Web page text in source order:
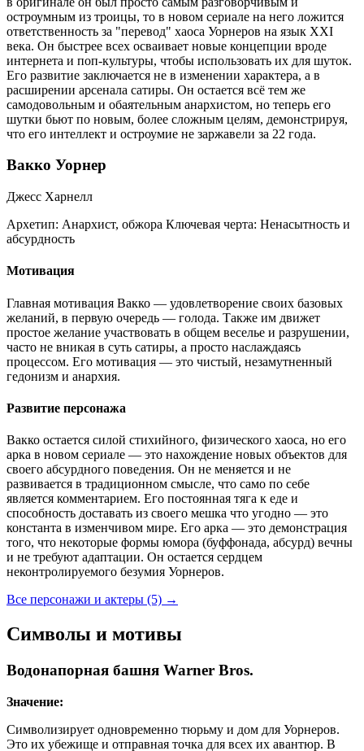
остроумным из троицы, то в новом сериале на него ложится
ответственность за "перевод" хаоса Уорнеров на язык XXI
века. Он быстрее всех осваивает новые концепции вроде
интернета и поп-культуры, чтобы использовать их для шуток.
Его развитие заключается не в изменении характера, а в
расширении арсенала сатиры. Он остается всё тем же
самодовольным и обаятельным анархистом, но теперь его
шутки бьют по новым, более сложным целям, демонстрируя,
что его интеллект и остроумие не заржавели за 22 года.
Вакко Уорнер
Джесс Харнелл
Архетип: Анархист, обжора Ключевая черта: Ненасытность и
абсурдность
Мотивация
Главная мотивация Вакко — удовлетворение своих базовых
желаний, в первую очередь — голода. Также им движет
простое желание участвовать в общем веселье и разрушении,
часто не вникая в суть сатиры, а просто наслаждаясь
процессом. Его мотивация — это чистый, незамутненный
гедонизм и анархия.
Развитие персонажа
Вакко остается силой стихийного, физического хаоса, но его
арка в новом сериале — это нахождение новых объектов для
своего абсурдного поведения. Он не меняется и не
развивается в традиционном смысле, что само по себе
является комментарием. Его постоянная тяга к еде и
способность доставать из своего мешка что угодно — это
константа в изменчивом мире. Его арка — это демонстрация
того, что некоторые формы юмора (буффонада, абсурд) вечны
и не требуют адаптации. Он остается сердцем
неконтролируемого безумия Уорнеров.
Все персонажи и актеры (5) →
Символы и мотивы
Водонапорная башня Warner Bros.
Значение:
Символизирует одновременно тюрьму и дом для Уорнеров.
Это их убежище и отправная точка для всех их авантюр. В